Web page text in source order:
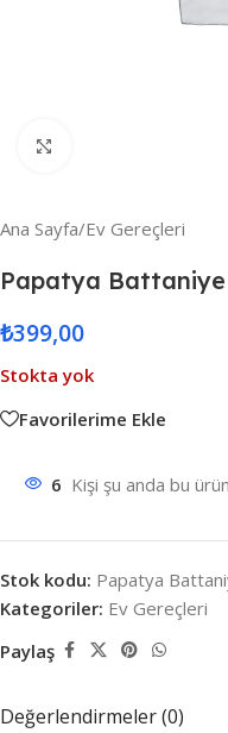
Ana Sayfa/Ev Gereçleri
Papatya
₺399,00
Stokta yok
Favorilerime Ekle
6 Kişi şu anda bu
Stok kodu: Papatya
Kategoriler: Ev Gereçleri
Paylaş
Değerlendirmeler (0)